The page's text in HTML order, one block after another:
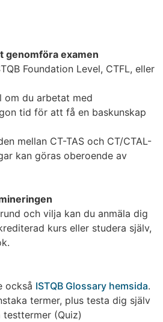
genomföra examen
Foundation Level, CTFL, eller
om du arbetat med
tid för att få en baskunskap
mellan CT-TAS och CT/CTAL-
kan göras oberoende av
och vilja kan du anmäla dig
kurs eller studera själv,
också ISTQB Glossary hemsida.
termer, plus testa dig själv
testtermer (Quiz)